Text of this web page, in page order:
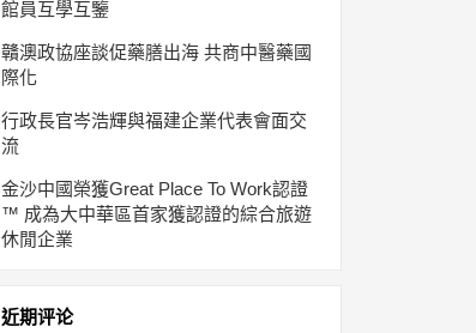
館員互學互鑒
贛澳政協座談促藥膳出海 共商中醫藥國
際化
行政長官岑浩輝與福建企業代表會面交
流
金沙中國榮獲Great Place To Work認證
™ 成為大中華區首家獲認證的綜合旅遊
休閒企業
近期评论